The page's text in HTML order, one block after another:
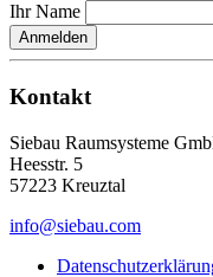
Ihr Name
Anmelden
Kontakt
Siebau Raumsysteme
Heesstr. 5
57223 Kreuztal
info@siebau.com